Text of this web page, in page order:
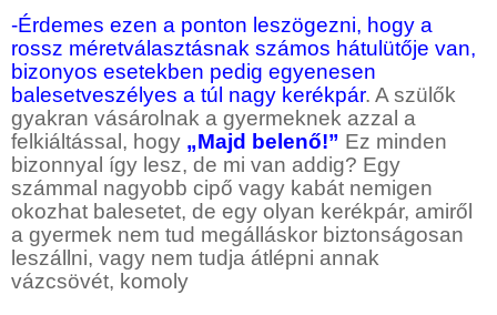
-Érdemes ezen a ponton leszögezni, hogy a
rossz méretválasztásnak számos hátulütője van,
bizonyos esetekben pedig egyenesen
balesetveszélyes a túl nagy kerékpár. A szülők
gyakran vásárolnak a gyermeknek azzal a
felkiáltással, hogy „Majd belenő!” Ez minden
bizonnyal így lesz, de mi van addig? Egy
számmal nagyobb cipő vagy kabát nemigen
okozhat balesetet, de egy olyan kerékpár, amiről
a gyermek nem tud megálláskor biztonságosan
leszállni, vagy nem tudja átlépni annak
vázcsövét, komoly